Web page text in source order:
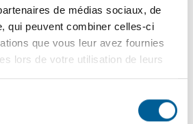
de médias sociaux, de
qui peuvent combiner celles-ci
que vous leur avez fournies
lors de votre utilisation de leurs
| Dépôt du rapport financier
financière 2026